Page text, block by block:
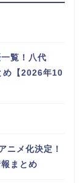
覧！八代
め【2026年10
ニメ化決定！
まとめ